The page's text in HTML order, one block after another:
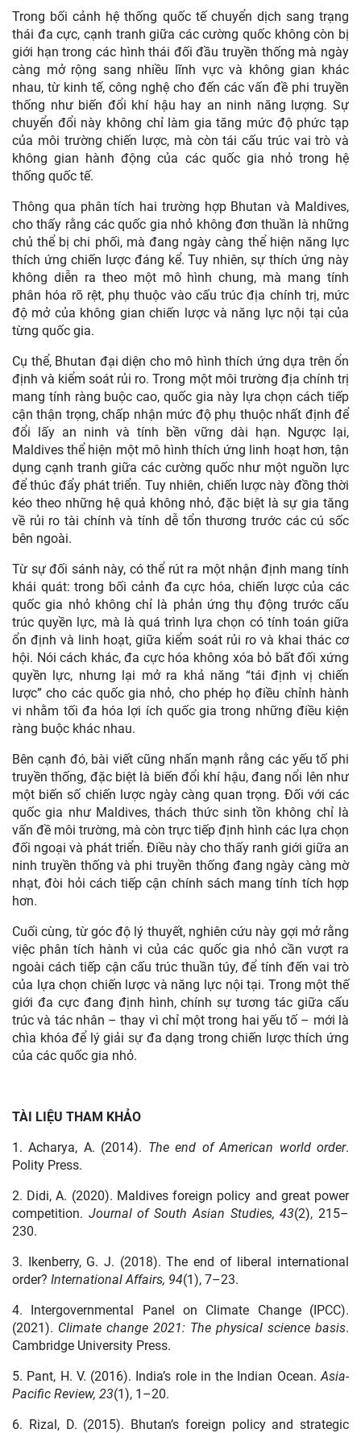
Trong bối cảnh hệ thống quốc tế chuyển dịch sang trạng
thái đa cực, cạnh tranh giữa các cường quốc không còn bị
giới hạn trong các hình thái đối đầu truyền thống mà ngày
càng mở rộng sang nhiều lĩnh vực và không gian khác
nhau, từ kinh tế, công nghệ cho đến các vấn đề phi truyền
thống như biến đổi khí hậu hay an ninh năng lượng. Sự
chuyển đổi này không chỉ làm gia tăng mức độ phức tạp
của môi trường chiến lược, mà còn tái cấu trúc vai trò và
không gian hành động của các quốc gia nhỏ trong hệ
thống quốc tế.
Thông qua phân tích hai trường hợp Bhutan và Maldives,
cho thấy rằng các quốc gia nhỏ không đơn thuần là những
chủ thể bị chi phối, mà đang ngày càng thể hiện năng lực
thích ứng chiến lược đáng kể. Tuy nhiên, sự thích ứng này
không diễn ra theo một mô hình chung, mà mang tính
phân hóa rõ rệt, phụ thuộc vào cấu trúc địa chính trị, mức
độ mở của không gian chiến lược và năng lực nội tại của
từng quốc gia.
Cụ thể, Bhutan đại diện cho mô hình thích ứng dựa trên ổn
định và kiểm soát rủi ro. Trong một môi trường địa chính trị
mang tính ràng buộc cao, quốc gia này lựa chọn cách tiếp
cận thận trọng, chấp nhận mức độ phụ thuộc nhất định để
đổi lấy an ninh và tính bền vững dài hạn. Ngược lại,
Maldives thể hiện một mô hình thích ứng linh hoạt hơn, tận
dụng cạnh tranh giữa các cường quốc như một nguồn lực
để thúc đẩy phát triển. Tuy nhiên, chiến lược này đồng thời
kéo theo những hệ quả không nhỏ, đặc biệt là sự gia tăng
về rủi ro tài chính và tính dễ tổn thương trước các cú sốc
bên ngoài.
Từ sự đối sánh này, có thể rút ra một nhận định mang tính
khái quát: trong bối cảnh đa cực hóa, chiến lược của các
quốc gia nhỏ không chỉ là phản ứng thụ động trước cấu
trúc quyền lực, mà là quá trình lựa chọn có tính toán giữa
ổn định và linh hoạt, giữa kiểm soát rủi ro và khai thác cơ
hội. Nói cách khác, đa cực hóa không xóa bỏ bất đối xứng
quyền lực, nhưng lại mở ra khả năng “tái định vị chiến
lược” cho các quốc gia nhỏ, cho phép họ điều chỉnh hành
vi nhằm tối đa hóa lợi ích quốc gia trong những điều kiện
ràng buộc khác nhau.
Bên cạnh đó, bài viết cũng nhấn mạnh rằng các yếu tố phi
truyền thống, đặc biệt là biến đổi khí hậu, đang nổi lên như
một biến số chiến lược ngày càng quan trọng. Đối với các
quốc gia như Maldives, thách thức sinh tồn không chỉ là
vấn đề môi trường, mà còn trực tiếp định hình các lựa chọn
đối ngoại và phát triển. Điều này cho thấy ranh giới giữa an
ninh truyền thống và phi truyền thống đang ngày càng mờ
nhạt, đòi hỏi cách tiếp cận chính sách mang tính tích hợp
hơn.
Cuối cùng, từ góc độ lý thuyết, nghiên cứu này gợi mở rằng
việc phân tích hành vi của các quốc gia nhỏ cần vượt ra
ngoài cách tiếp cận cấu trúc thuần túy, để tính đến vai trò
của lựa chọn chiến lược và năng lực nội tại. Trong một thế
giới đa cực đang định hình, chính sự tương tác giữa cấu
trúc và tác nhân – thay vì chỉ một trong hai yếu tố – mới là
chìa khóa để lý giải sự đa dạng trong chiến lược thích ứng
của các quốc gia nhỏ.
TÀI LIỆU THAM KHẢO
1. Acharya, A. (2014). The end of American world order.
Polity Press.
2. Didi, A. (2020). Maldives foreign policy and great power
competition. Journal of South Asian Studies, 43(2), 215–
230.
3. Ikenberry, G. J. (2018). The end of liberal international
order? International Affairs, 94(1), 7–23.
4. Intergovernmental Panel on Climate Change (IPCC).
(2021). Climate change 2021: The physical science basis.
Cambridge University Press.
5. Pant, H. V. (2016). India’s role in the Indian Ocean. Asia-
Pacific Review, 23(1), 1–20.
6. Rizal, D. (2015). Bhutan’s foreign policy and strategic